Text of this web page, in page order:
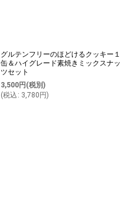
グルテンフリーのほどけるクッキー１
缶＆ハイグレード素焼きミックスナッ
ツセット
3,500円 (税別)
(税込 : 3,780 円)